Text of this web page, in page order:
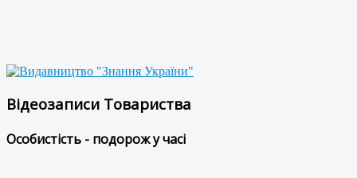
Відеозаписи Товариства
Особистість - подорож у часі